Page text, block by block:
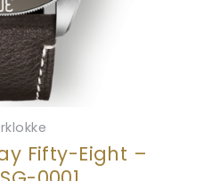
Fifty-Eight –